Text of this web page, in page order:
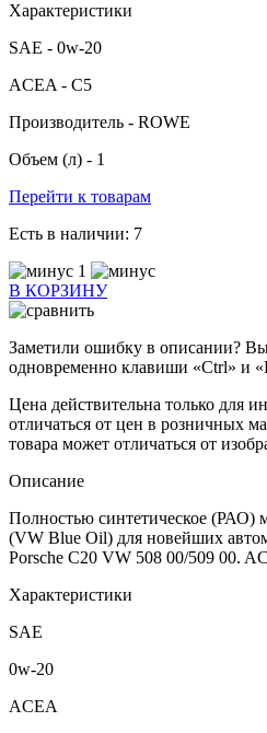
Характеристики
SAE - 0w-20
ACEA - C5
Производитель - ROWE
Объем (л) - 1
Перейти к товарам
Есть в наличии: 7
1
В КОРЗИНУ
Заметили ошибку в описании?
одновременно клавиши «Ctrl» и
Цена действительна только для
отличаться от цен в розничных
товара может отличаться от
Описание
Полностью синтетическое (РАО)
(VW Blue Oil) для новейших
Porsche C20 VW 508 00/509 00.
Характеристики
SAE
0w-20
ACEA